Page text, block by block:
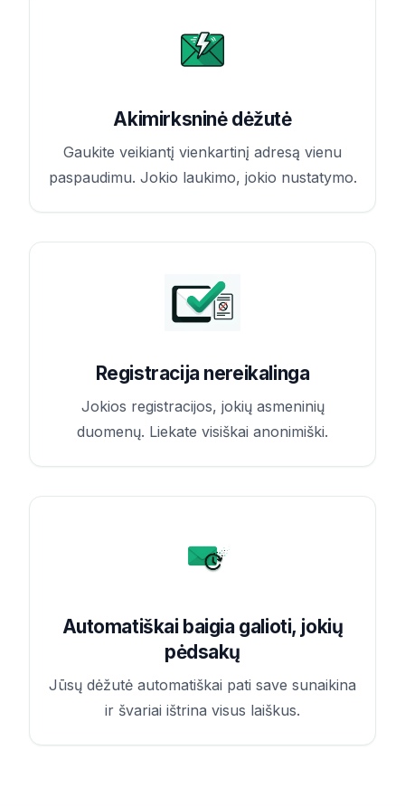
Akimirksninė dėžutė
Gaukite veikiantį vienkartinį adresą vienu
paspaudimu. Jokio laukimo, jokio nustatymo.
Registracija nereikalinga
Jokios registracijos, jokių asmeninių
duomenų. Liekate visiškai anonimiški.
Automatiškai baigia galioti, jokių
pėdsakų
Jūsų dėžutė automatiškai pati save sunaikina
ir švariai ištrina visus laiškus.